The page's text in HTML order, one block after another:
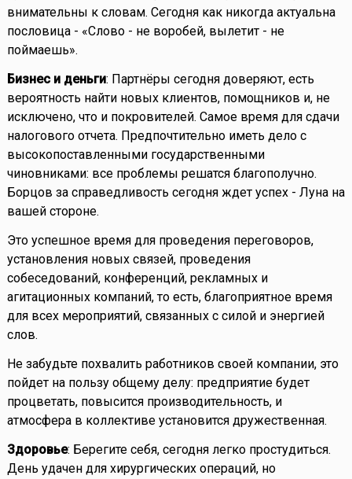
внимательны к словам. Сегодня как никогда актуальна
пословица - «Слово - не воробей, вылетит - не
поймаешь».
Бизнес и деньги: Партнёры сегодня доверяют, есть
вероятность найти новых клиентов, помощников и, не
исключено, что и покровителей. Самое время для сдачи
налогового отчета. Предпочтительно иметь дело с
высокопоставленными государственными
чиновниками: все проблемы решатся благополучно.
Борцов за справедливость сегодня ждет успех - Луна на
вашей стороне.
Это успешное время для проведения переговоров,
установления новых связей, проведения
собеседований, конференций, рекламных и
агитационных компаний, то есть, благоприятное время
для всех мероприятий, связанных с силой и энергией
слов.
Не забудьте похвалить работников своей компании, это
пойдет на пользу общему делу: предприятие будет
процветать, повысится производительность, и
атмосфера в коллективе установится дружественная.
Здоровье: Берегите себя, сегодня легко простудиться.
День удачен для хирургических операций, но